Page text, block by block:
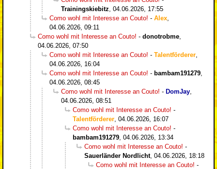
Trainingskiebitz 04.06.2026, 17:55
Como wohl mit Interesse an Couto! - Alex
04.06.2026, 09:11
Como wohl mit Interesse an Couto! - donotrobme
04.06.2026, 07:50
Como wohl mit Interesse an Couto! - Talentförderer
04.06.2026, 16:04
Como wohl mit Interesse an Couto! - bambam191279
04.06.2026, 08:45
Como wohl mit Interesse an Couto! - DomJay
04.06.2026, 08:51
Como wohl mit Interesse an Couto! -
Talentförderer 04.06.2026, 16:07
Como wohl mit Interesse an Couto! -
bambam191279 04.06.2026, 13:34
Como wohl mit Interesse an Couto! -
Sauerländer Nordlicht, 04.06.2026, 18:18
Como wohl mit Interesse an Couto! -